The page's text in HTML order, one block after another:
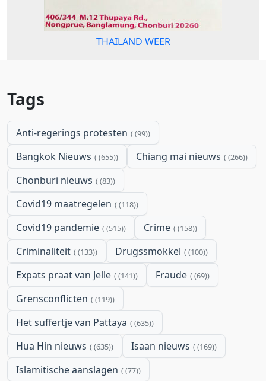
THAILAND WEER
Tags
Anti-regerings protesten (99)
Bangkok Nieuws (655) Chiang mai nieuws (266)
Chonburi nieuws (83)
Covid19 maatregelen (118)
Covid19 pandemie (515) Crime (158)
Criminaliteit (133) Drugssmokkel (100)
Expats praat van Jelle (141) Fraude (69)
Grensconflicten (119)
Het suffertje van Pattaya (635)
Hua Hin nieuws (635) Isaan nieuws (169)
Islamitische aanslagen (77)